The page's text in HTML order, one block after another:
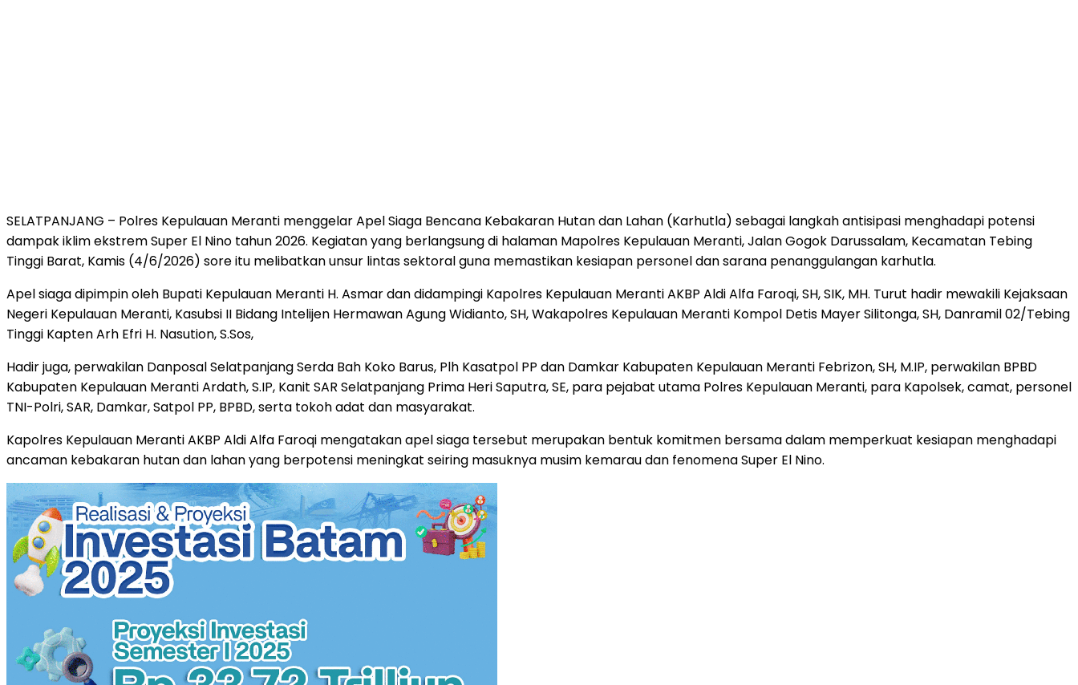
SELATPANJANG – Polres Kepulauan Meranti menggelar Apel Siaga Bencana Kebakaran Hutan dan Lahan (Karhutla) sebagai langkah antisipasi menghadapi potensi
dampak iklim ekstrem Super El Nino tahun 2026. Kegiatan yang berlangsung di halaman Mapolres Kepulauan Meranti, Jalan Gogok Darussalam, Kecamatan Tebing
Tinggi Barat, Kamis (4/6/2026) sore itu melibatkan unsur lintas sektoral guna memastikan kesiapan personel dan sarana penanggulangan karhutla.
Apel siaga dipimpin oleh Bupati Kepulauan Meranti H. Asmar dan didampingi Kapolres Kepulauan Meranti AKBP Aldi Alfa Faroqi, SH, SIK, MH. Turut hadir mewakili Kejaksaan
Negeri Kepulauan Meranti, Kasubsi II Bidang Intelijen Hermawan Agung Widianto, SH, Wakapolres Kepulauan Meranti Kompol Detis Mayer Silitonga, SH, Danramil 02/Tebing
Tinggi Kapten Arh Efri H. Nasution, S.Sos,
Hadir juga, perwakilan Danposal Selatpanjang Serda Bah Koko Barus, Plh Kasatpol PP dan Damkar Kabupaten Kepulauan Meranti Febrizon, SH, M.IP, perwakilan BPBD
Kabupaten Kepulauan Meranti Ardath, S.IP, Kanit SAR Selatpanjang Prima Heri Saputra, SE, para pejabat utama Polres Kepulauan Meranti, para Kapolsek, camat, personel
TNI-Polri, SAR, Damkar, Satpol PP, BPBD, serta tokoh adat dan masyarakat.
Kapolres Kepulauan Meranti AKBP Aldi Alfa Faroqi mengatakan apel siaga tersebut merupakan bentuk komitmen bersama dalam memperkuat kesiapan menghadapi
ancaman kebakaran hutan dan lahan yang berpotensi meningkat seiring masuknya musim kemarau dan fenomena Super El Nino.